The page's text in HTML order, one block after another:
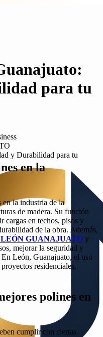
para tu
en la
en la industria de la
de madera. Su función
cargas en techos, pisos y
de la obra. Además,
GUANAJUATO y
mejorar la seguridad y
León, Guanajuato, el uso
residenciales,
polines en
cumplir con ciertas